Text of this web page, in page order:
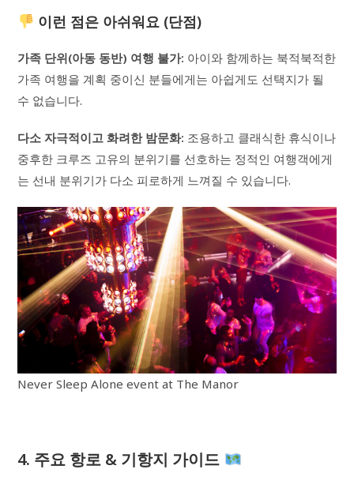
이런 점은 아쉬워요 (단점)
가족 단위(아동 동반) 여행 불가: 아이와 함께하는 북적북적한
가족 여행을 계획 중이신 분들에게는 아쉽게도 선택지가 될
수 없습니다.
다소 자극적이고 화려한 밤문화: 조용하고 클래식한 휴식이나
중후한 크루즈 고유의 분위기를 선호하는 정적인 여행객에게
는 선내 분위기가 다소 피로하게 느껴질 수 있습니다.
Never Sleep Alone event at The Manor
4. 주요 항로 & 기항지 가이드